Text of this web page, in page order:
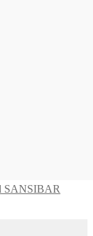
SANSIBAR